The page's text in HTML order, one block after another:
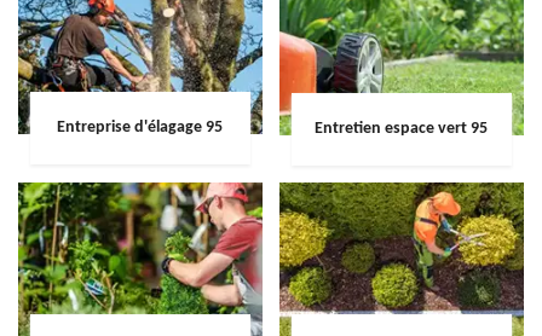
Entreprise d'élagage 95 Entretien espace vert 95